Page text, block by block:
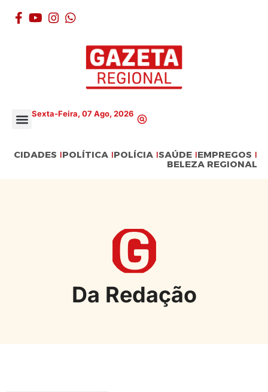
Sexta-Feira, 07 Ago, 2026
CIDADES POLÍTICA POLÍCIA SAÚDE EMPREGOS
BELEZA REGIONAL
Da Redação